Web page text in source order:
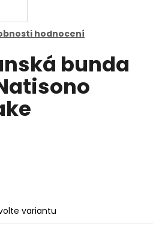
hodnocení
bunda
variantu